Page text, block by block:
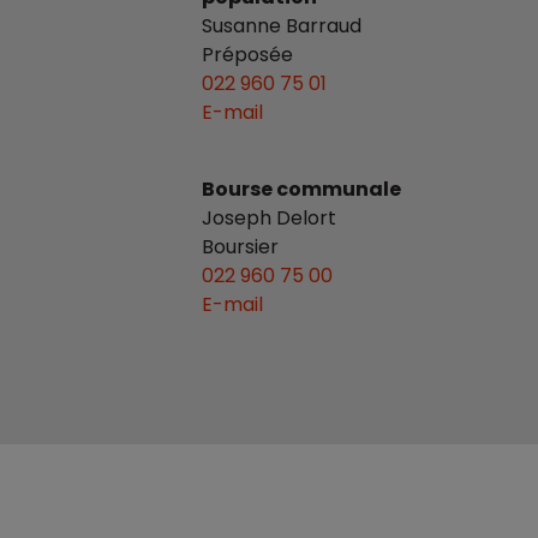
Susanne Barraud
Préposée
022 960 75 01
E-mail
Bourse communale
Joseph Delort
Boursier
022 960 75 00
E-mail